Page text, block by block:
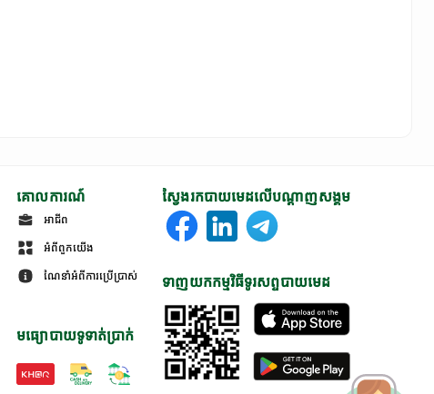
គោលការណ៍
អាជីព
អំពីពួកយើង
ណែនាំអំពីការប្រើប្រាស់
មធ្យោបាយទូទាត់ប្រាក់
ស្វែងរកបាយមេដលើបណ្តាញសង្គម
ទាញយកកម្មវិធីទូរសព្ទបាយមេដ